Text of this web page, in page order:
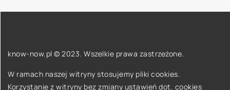
know-now.pl © 2023. Wszelkie prawa zastrzeżone.
W ramach naszej witryny stosujemy pliki cookies.
Korzystanie z witryny bez zmiany ustawień dot. cookies